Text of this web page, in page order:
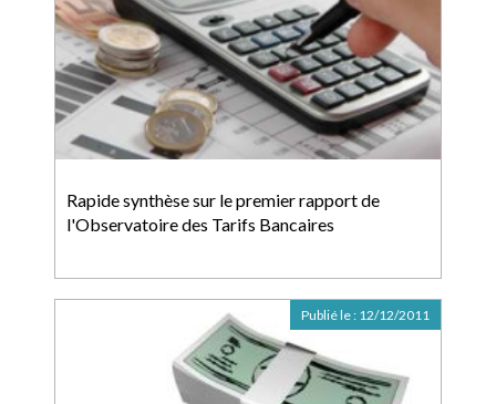
Rapide synthèse sur le premier rapport de
l'Observatoire des Tarifs Bancaires
Publié le : 12/12/2011